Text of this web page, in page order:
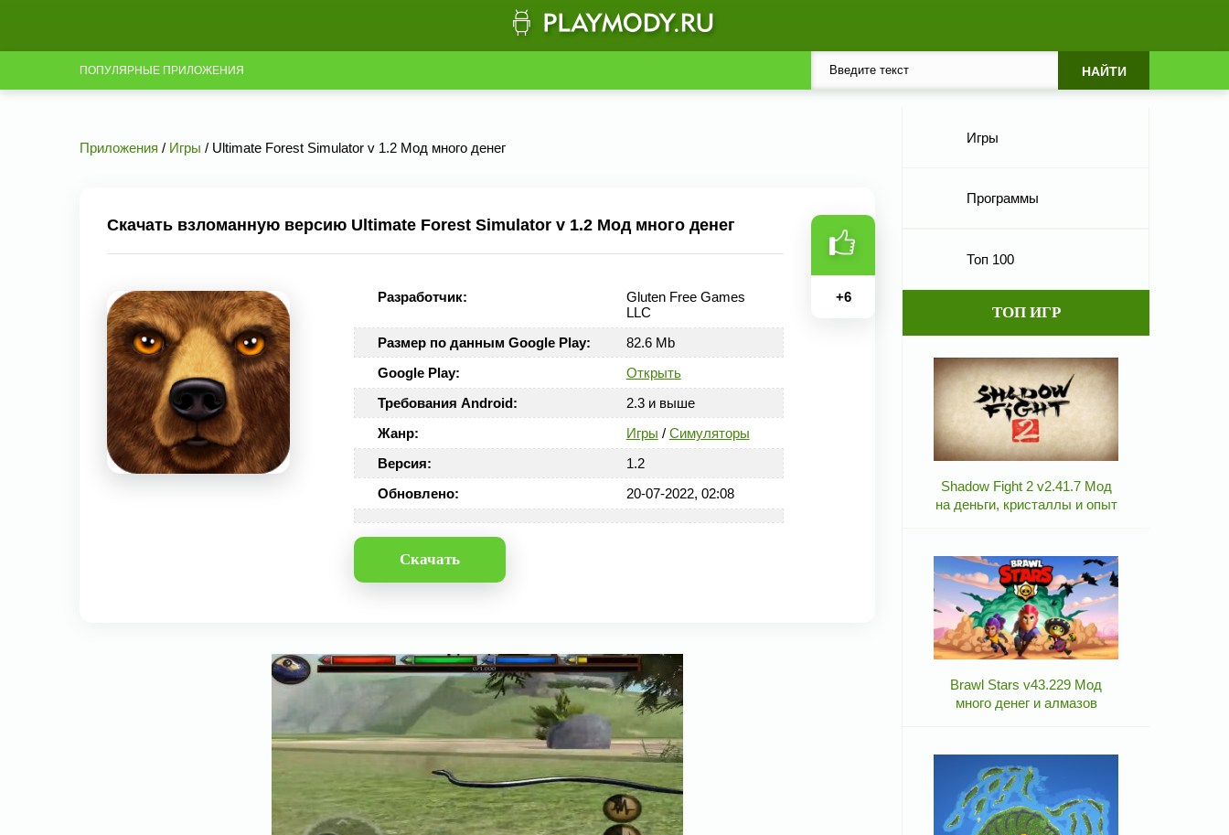
ПОПУЛЯРНЫЕ ПРИЛОЖЕНИЯ
Приложения / Игры / Ultimate Forest Simulator v 1.2 Мод много денег
Скачать взломанную версию Ultimate Forest Simulator v 1.2 Мод много денег
Разработчик:
Gluten Free Games
LLC
Размер по данным Google Play:
82.6 Mb
Google Play:
Открыть
Требования Android:
2.3 и выше
Жанр:
Игры / Симуляторы
Версия:
1.2
Обновлено:
20-07-2022, 02:08
Скачать
+6
Игры
Программы
Топ 100
ТОП ИГР
Shadow Fight 2 v2.41.7 Мод
на деньги, кристаллы и опыт
Brawl Stars v43.229 Мод
много денег и алмазов